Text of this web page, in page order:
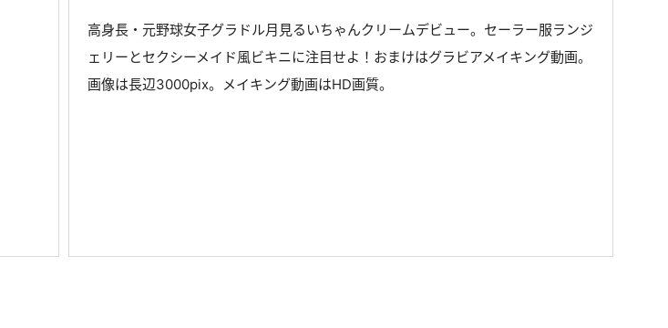
高身長・元野球女子グラドル月見るいちゃんクリームデビュー。セーラー服ランジ
ェリーとセクシーメイド風ビキニに注目せよ！おまけはグラビアメイキング動画。
画像は長辺3000pix。メイキング動画はHD画質。